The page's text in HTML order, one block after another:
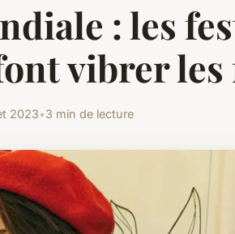
: les
vibrer les
2023•3 min de lecture